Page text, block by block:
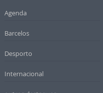
Agenda
Barcelos
Desporto
Internacional